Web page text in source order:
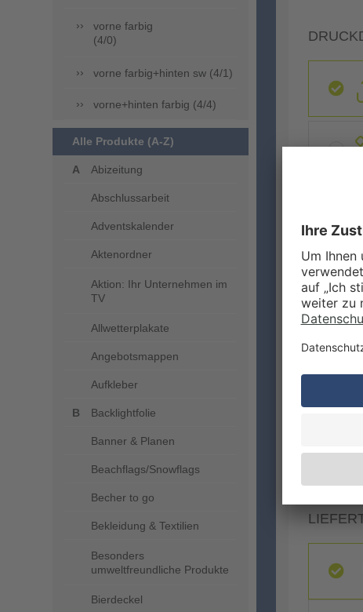
vorne farbig
(4/0)
vorne farbig+hinten sw (4/1)
vorne+hinten farbig (4/4)
Alle Produkte (A-Z)
Abizeitung
Abschlussarbeit
Adventskalender
Aktenordner
Aktion: Ihr Unternehmen im
TV
Allwetterplakate
Angebotsmappen
Aufkleber
Backlightfolie
Banner & Planen
Beachflags/Snowflags
Becher to go
Bekleidung & Textilien
Besonders
umweltfreundliche Produkte
Bierdeckel